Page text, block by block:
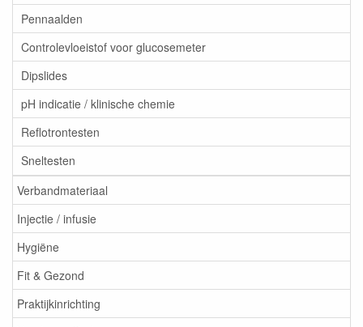
Pennaalden
Controlevloeistof voor glucosemeter
Dipslides
pH indicatie / klinische chemie
Reflotrontesten
Sneltesten
Verbandmateriaal
Injectie / infusie
Hygiëne
Fit & Gezond
Praktijkinrichting